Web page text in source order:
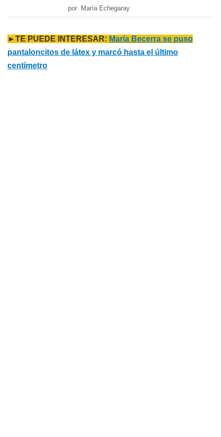
por María Echegaray
►TE PUEDE INTERESAR: María Becerra se puso
pantaloncitos de látex y marcó hasta el último
centímetro